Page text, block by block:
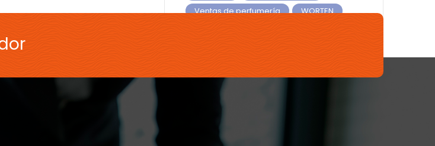
Ventas de perfumería
WORTEN